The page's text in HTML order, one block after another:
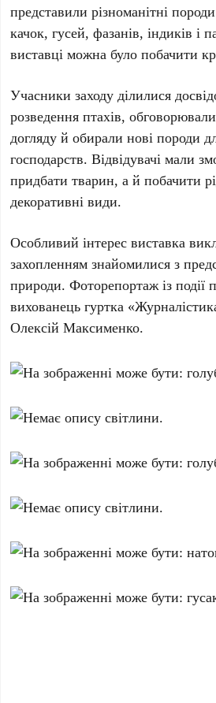
представили різноманітні
качок, гусей, фазанів, індиків і
виставці можна було побачити
Учасники заходу ділилися
розведення птахів,
догляду й обирали нові породи
господарств. Відвідувачі мали
придбати тварин, а й побачити
декоративні види.
Особливий інтерес виставка
захопленням знайомилися з
природи. Фоторепортаж із події
вихованець гуртка
Олексій Максименко.